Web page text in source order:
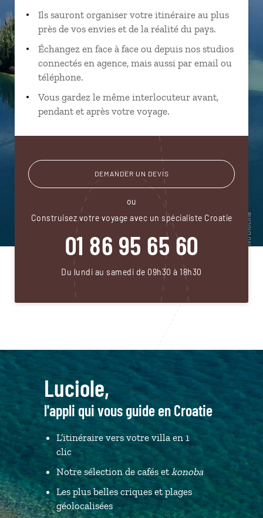
Ils sauront organiser votre itinéraire au plus
près de vos envies et de la réalité du pays.
Échangez en face à face ou depuis nos studios
connectés en agence, mais aussi par email ou
téléphone.
Vous gardez le même interlocuteur avant,
pendant et après votre voyage.
DEMANDER UN DEVIS
ou
Construisez votre voyage avec un spécialiste Croatie
01 86 95 65 60
Du lundi au samedi de 09h30 à 18h30
Luciole,
l'appli qui vous guide en Croatie
L’itinéraire vers votre villa en 1
clic
Notre sélection de cafés et konoba
Les plus belles criques et plages
géolocalisées